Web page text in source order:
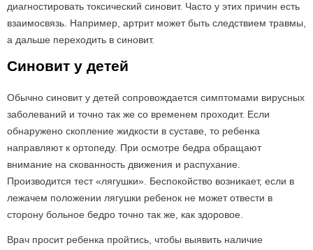
диагностировать токсический синовит. Часто у этих причин есть
взаимосвязь. Например, артрит может быть следствием травмы,
а дальше переходить в синовит.
Синовит у детей
Обычно синовит у детей сопровождается симптомами вирусных
заболеваний и точно так же со временем проходит. Если
обнаружено скопление жидкости в суставе, то ребенка
направляют к ортопеду. При осмотре бедра обращают
внимание на скованность движения и распухание.
Производится тест «лягушки». Беспокойство возникает, если в
лежачем положении лягушки ребенок не может отвести в
сторону больное бедро точно так же, как здоровое.
Врач просит ребенка пройтись, чтобы выявить наличие